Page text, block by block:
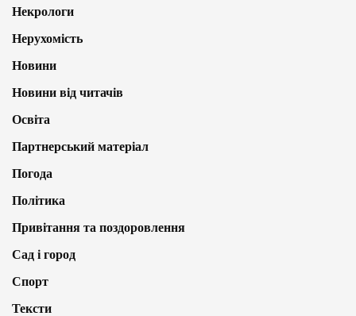
Некрологи
Нерухомість
Новини
Новини від читачів
Освіта
Партнерський матеріал
Погода
Політика
Привітання та поздоровлення
Сад і город
Спорт
Тексти